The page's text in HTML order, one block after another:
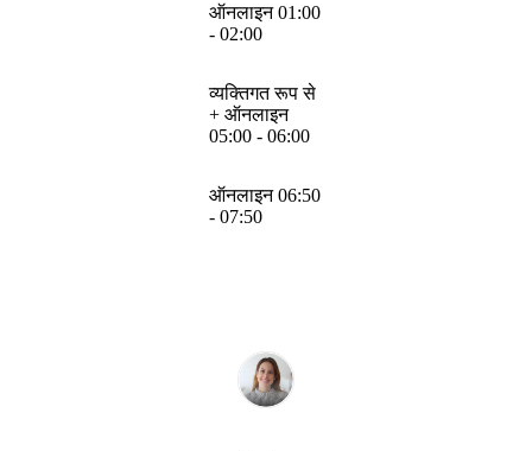
ऑनलाइन 01:00
- 02:00
व्यक्तिगत रूप से
+ ऑनलाइन
05:00 - 06:00
ऑनलाइन 06:50
- 07:50